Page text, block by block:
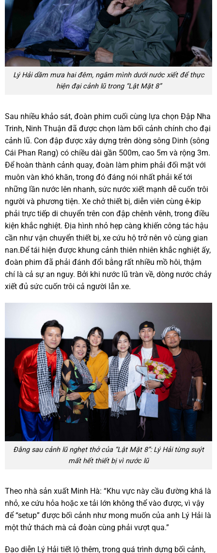
Lý Hải dầm mưa hai đêm, ngâm mình dưới nước xiết để thực
hiện đại cảnh lũ trong “Lật Mặt 8”
Sau nhiều khảo sát, đoàn phim cuối cùng lựa chọn Đập Nha
Trinh, Ninh Thuận đã được chọn làm bối cảnh chính cho đại
cảnh lũ. Con đập được xây dựng trên dòng sông Dinh (sông
Cái Phan Rang) có chiều dài gần 500m, cao 5m và rộng 3m.
Để hoàn thành cảnh quay, đoàn làm phim phải đối mặt với
muôn vàn khó khăn, trong đó đáng nói nhất phải kể tới
những lần nước lên nhanh, sức nước xiết mạnh dễ cuốn trôi
người và phương tiện. Xe chở thiết bị, diễn viên cùng ê-kip
phải trực tiếp di chuyển trên con đập chênh vênh, trong điều
kiện khắc nghiệt. Địa hình nhỏ hẹp càng khiến công tác hậu
cần như vận chuyển thiết bị, xe cứu hộ trở nên vô cùng gian
nan.Để tái hiện được khung cảnh thiên nhiên khắc nghiệt ấy,
đoàn phim đã phải đánh đổi bằng rất nhiều mồ hôi, thậm
chí là cả sự an nguy. Bởi khi nước lũ tràn về, dòng nước chảy
xiết đủ sức cuốn trôi cả người lẫn xe.
Đằng sau cảnh lũ nghẹt thở của “Lật Mặt 8”: Lý Hải từng suýt
mất hết thiết bị vì nước lũ
Theo nhà sản xuất Minh Hà: “Khu vực này cầu đường khá là
nhỏ, xe cứu hỏa hoặc xe tải lớn không thể vào được, vì vậy
để “setup” được bối cảnh như mong muốn của anh Lý Hải là
một thử thách mà cả đoàn cùng phải vượt qua.”
Đạo diễn Lý Hải tiết lộ thêm, trong quá trình dựng bối cảnh,